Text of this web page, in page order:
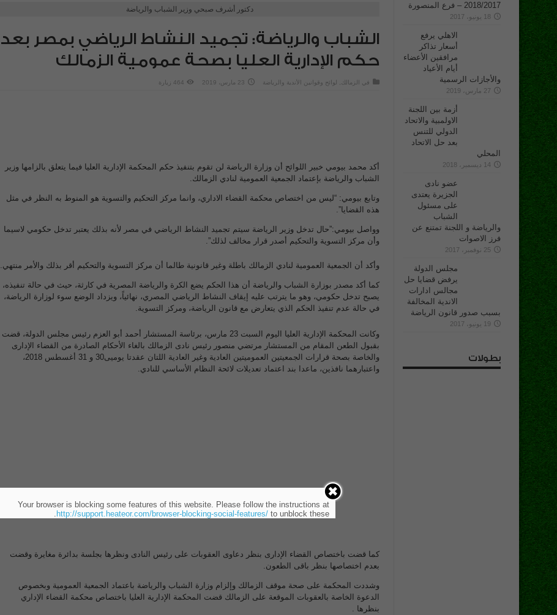
دكتور أشرف صبحي وزير الشباب والرياضة
الشباب والرياضة: تجميد النشاط الرياضي بمصر بعد
حكم الإدارية العليا بصحة عمومية الزمالك
في الزمالك لوائح وقوانين الأندية والرياضة 23 مارس، 2019 464 زيارة
أكد محمد بيومي خبير اللوائح أن وزارة الرياضة لن تقوم بتنفيذ حكم المحكمة الإدارية العليا فيما يتعلق بالزامها وزير
الشباب والرياضة بإعتماد الجمعية العمومية لنادي الزمالك.
وتابع بيومي: “ليس من اختصاص محكمة القضاء الاداري، وانما مركز التحكيم والتسوية هو المنوط به النظر في مثل
هذه القضايا”.
وواصل بيومي:”حال تدخل وزير الرياضة سيتم تجميد النشاط الرياضي في مصر لأنه بذلك يعتبر تدخل حكومي لاسيما
وأن مركز التسوية والتحكيم أصدر قرار مخالف لذلك”.
وأكد أن الجمعية العمومية لنادي الزمالك باطلة وغير قانونية طالما أن مركز التسوية والتحكيم أقر بذلك والأمر منتهي.
كما أكد مصدر بوزارة الشباب والرياضة ‎أن هذا الحكم يضع الكرة والرياضة المصرية في كارثة، حيث في حالة تنفيذه،
يصبح تدخل حكومي، وهو ما يترتب عليه إيقاف النشاط الرياضي المصري، نهائياً، ويزداد الوضع سوء لوزارة الرياضة،
في حالة عدم تنفيذ الحكم الذي يتعارض مع قانون الرياضة، ومركز التسوية.
وكانت المحكمة الإدارية العليا اليوم السبت 23 مارس، برئاسة المستشار أحمد أبو العزم رئيس مجلس الدولة، قضت
بقبول الطعن المقام من المستشار مرتضي منصور رئيس نادى الزمالك بالغاء الأحكام الصادرة من القضاء الإدارى
والخاصة بصحة قرارات الجمعيتين العموميتين العادية وغير العادية اللتان عقدتا يوميى30 و 31 أغسطس 2018،
واعتبارهما نافذين، ماعدا بند اعتماد تعديلات لائحة النظام الأساسي للنادي.
كما قضت باختصاص القضاء الإدارى بنظر دعاوى العقوبات على رئيس النادى ونظرها بجلسة بدائرة مغايرة وقضت
بعدم اختصاصها بنظر باقى الطعون.
وشددت المحكمة على صحة موقف الزمالك وإلزام وزارة الشباب والرياضة باعتماد الجمعية العمومية وبخصوص
الدعوة الخاصة بالعقوبات الموقعة على الزمالك قضت المحكمة الإدارية العليا باختصاص محكمة القضاء الإداري
بنظرها .
2018/2017 – فرع المنصورة
18 يونيو، 2017
الاهلي يرفع
أسعار تذاكر
مرافقين الأعضاء
أيام الأعياد
والأجازات الرسمية
27 مارس، 2019
أزمة بين اللجنة
الاولمبية والاتحاد
الدولي للتنس
بعد حل الاتحاد
المحلي
14 ديسمبر، 2018
عضو نادى
الجزيرة يعتدى
على مسئول
الشباب
والرياضة و اللجنة تمتنع عن
فرز الاصوات
25 نوفمبر، 2017
مجلس الدولة
يرفض قضايا حل
مجالس ادارات
الاندية المخالفة
بسبب صدور قانون الرياضة
19 يونيو، 2017
بطولات
Your browser is blocking some features of this website. Please follow the instructions at
http://support.heateor.com/browser-blocking-social-features/to unblock these.